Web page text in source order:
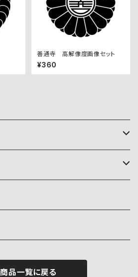
善通寺 高解像度画像セット
¥360
商品一覧に戻る